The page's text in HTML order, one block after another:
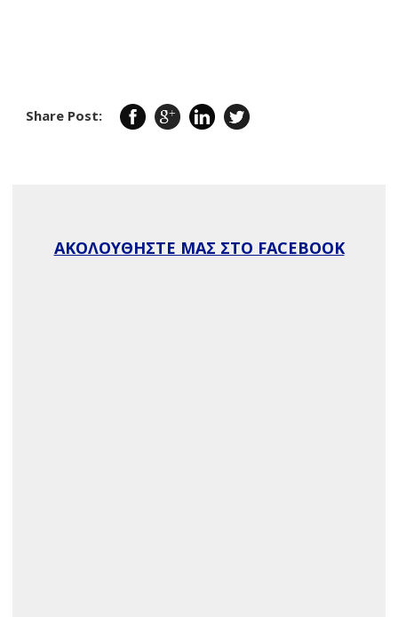
Share Post:
ΑΚΟΛΟΥΘΗΣΤΕ ΜΑΣ ΣΤΟ FACEBOOK